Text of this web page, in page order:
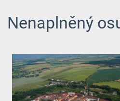
Nenaplněný